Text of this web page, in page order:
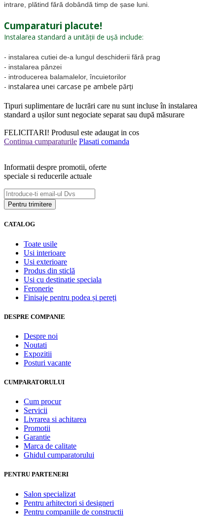
intrare, plătind fără dobândă timp de șase luni.
Cumparaturi placute!
Instalarea standard a unității de ușă include:
- instalarea cutiei de-a lungul deschiderii fără prag
- instalarea pânzei
- introducerea balamalelor, încuietorilor
- instalarea unei carcase pe ambele părți
Tipuri suplimentare de lucrări care nu sunt incluse în instalarea
standard a ușilor sunt negociate separat sau după măsurare
FELICITARI! Produsul este adaugat in cos
Continua cumparaturile Plasati comanda
Informatii despre promotii, oferte
speciale si reducerile actuale
CATALOG
Toate usile
Usi interioare
Usi exterioare
Produs din sticlă
Usi cu destinatie speciala
Feronerie
Finisaje pentru podea și pereți
DESPRE COMPANIE
Despre noi
Noutati
Expozitii
Posturi vacante
CUMPARATORULUI
Cum procur
Servicii
Livrarea si achitarea
Promotii
Garantie
Marca de calitate
Ghidul cumparatorului
PENTRU PARTENERI
Salon specializat
Pentru arhitectori si designeri
Pentru companiile de constructii